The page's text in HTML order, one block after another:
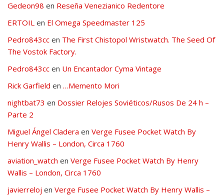
Gedeon98 en Reseña Venezianico Redentore
ERTOIL en El Omega Speedmaster 125
Pedro843cc en The First Chistopol Wristwatch. The Seed Of
The Vostok Factory.
Pedro843cc en Un Encantador Cyma Vintage
Rick Garfield en …Memento Mori
nightbat73 en Dossier Relojes Soviéticos/Rusos De 24 h –
Parte 2
Miguel Ángel Cladera en Verge Fusee Pocket Watch By
Henry Wallis – London, Circa 1760
aviation_watch en Verge Fusee Pocket Watch By Henry
Wallis – London, Circa 1760
javierreloj en Verge Fusee Pocket Watch By Henry Wallis –